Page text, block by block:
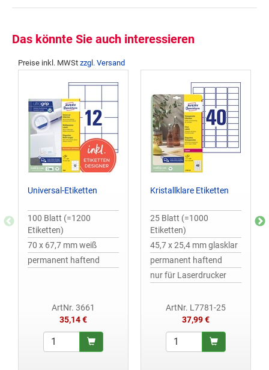
Das könnte Sie auch interessieren
Preise inkl. MWSt zzgl. Versand
Universal-Etiketten
100 Blatt (=1200
Etiketten)
70 x 67,7 mm weiß
permanent haftend
ArtNr. 3661
35,14 €
Kristallklare Etiketten
25 Blatt (=1000
Etiketten)
45,7 x 25,4 mm glasklar
permanent haftend
nur für Laserdrucker
ArtNr. L7781-25
37,99 €